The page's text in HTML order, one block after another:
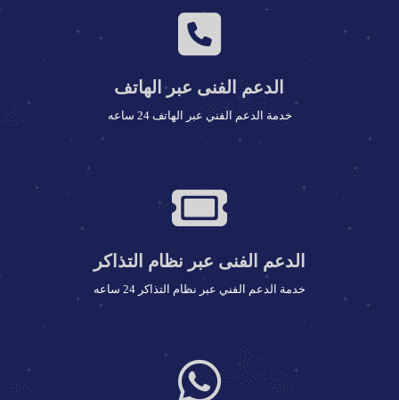
متاح لك خدمة شوت كاست V2
متاح لك خدمة اى سى كاست V1
متاح لك خدمة Auto DJ
خدمة سيرفر الراديو مدارة بالكامل
300 فلاش بلاير بشكل مختلف
تركيب الراديو على موقعك مجاناً
استضافة راديو شخصية
الدعم الفنى عبر الهاتف
خدمة الدعم الفني عبر الهاتف 24 ساعه
الدعم الفنى عبر نظام التذاكر
خدمة الدعم الفني عبر نظام التذاكر 24 ساعه